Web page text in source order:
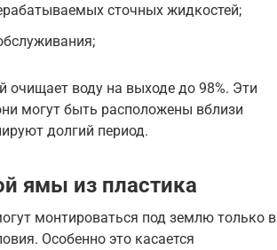
сточных жидкостей;
очищает воду на выходе до 98%. Эти
могут быть расположены вблизи
долгий период.
ямы из пластика
монтироваться под землю только в
Особенно это касается